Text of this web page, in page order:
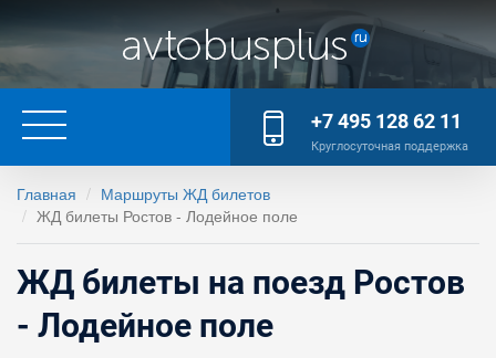
+7 495 128 62 11
Круглосуточная поддержка
Главная
Маршруты ЖД билетов
ЖД билеты Ростов - Лодейное поле
ЖД билеты на поезд Ростов
- Лодейное поле